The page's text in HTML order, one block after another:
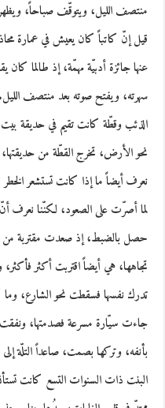
منتصف الليل، ويتوقّف صباحاً،
قيل إنّ كاتباً كان يعيش في عمارة
عنها جائزة أدبيّة مهمّة، إذ طالما كان
سهرته، ويفتح صوته بعد منتصف
الذئب وقطّة كانت تقيم في حديقة
نحو الأرض، تخرج القطّة من
نعرف أيضاً ما إذا كانت تستشعر
لما أصرّت على الصعود، لكنّنا نعرف
حصل بالضبط، إذ صعدت مقتربة
تجاهها، هي أيضاً اقتربت أكثر
تدرك نفسها فسقطت نحو الشارع،
جاءت سيّارة مسرعة فصدمتها،
بأنفه، وتركها بصمت، صاعداً التلّة
البنت ذات السنوات التسع كانت